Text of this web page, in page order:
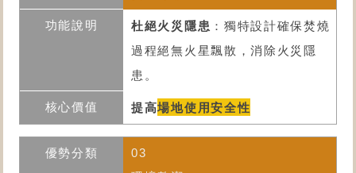
杜絕火災隱患 ：獨特設計確保焚燒
過程絕無火星飄散，消除火災隱
患。
提高場地使用安全性
03